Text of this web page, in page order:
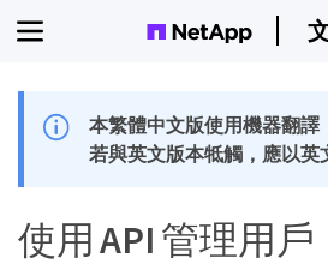
本繁體中文版使用機器翻譯
若與英文版本牴觸，應以英
使用 API 管理用戶